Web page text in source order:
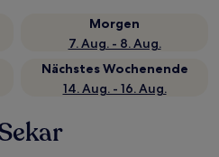
Morgen
7. Aug. - 8. Aug.
Nächstes Wochenende
14. Aug. - 16. Aug.